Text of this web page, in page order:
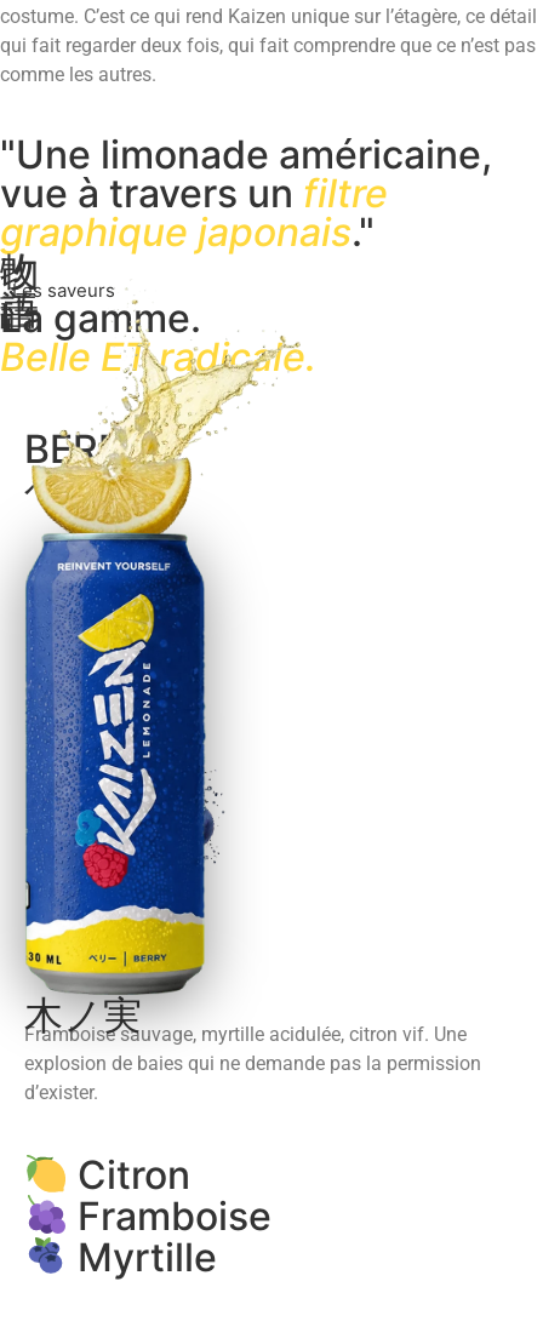
costume. C’est ce qui rend Kaizen unique sur l’étagère, ce détail
qui fait regarder deux fois, qui fait comprendre que ce n’est pas
comme les autres.
"Une limonade américaine,
vue à travers un filtre
graphique japonais."
改
善
物
語
Les saveurs
La gamme.
Belle ET radicale.
BERRY
ベリー
木ノ実
Framboise sauvage, myrtille acidulée, citron vif. Une
explosion de baies qui ne demande pas la permission
d’exister.
Citron
Framboise
Myrtille